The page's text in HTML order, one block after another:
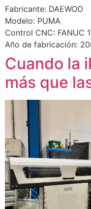
Fabricante: DAEWOO
Modelo: PUMA
Control CNC: FANUC
Año de fabricación:
Cuando la
más que